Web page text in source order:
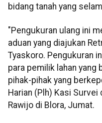
bidang tanah yang
"Pengukuran ulang ini
aduan yang diajukan
Tyaskoro. Pengukuran
para pemilik lahan yang
pihak-pihak yang
Harian (Plh) Kasi Survei
Rawijo di Blora, Jumat.